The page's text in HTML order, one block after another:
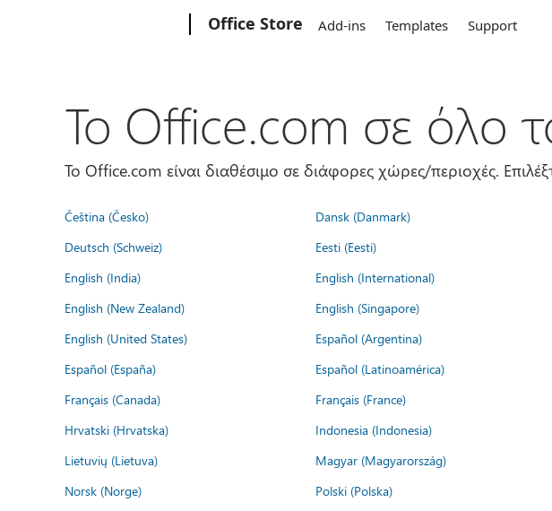
Office Store Add-ins Templates Support
Το Office.com σε όλο
Το Office.com είναι διαθέσιμο σε διάφορες χώρες/περιοχές.
Čeština (Česko) Dansk (Danmark)
Deutsch (Schweiz)
Eesti (Eesti)
English (India)
English (International)
English (New Zealand)
English (Singapore)
English (United States)
Español (Argentina)
Español (España)
Español (Latinoamérica)
Français (Canada)
Français (France)
Hrvatski (Hrvatska)
Indonesia (Indonesia)
Lietuvių (Lietuva)
Magyar (Magyarország)
Norsk (Norge)
Polski (Polska)